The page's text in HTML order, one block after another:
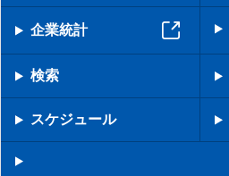
企業統計
検索
スケジュール